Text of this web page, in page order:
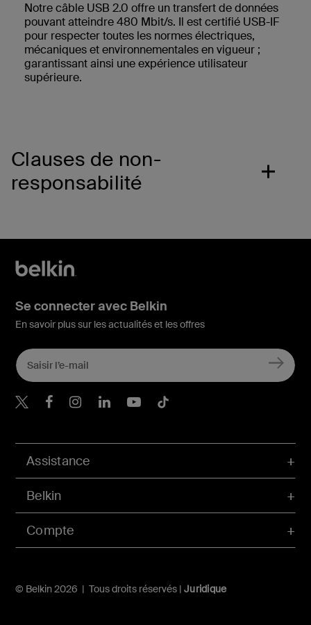
Notre câble USB 2.0 offre un transfert de données
pouvant atteindre 480 Mbit/s. Il est certifié USB-IF
pour respecter toutes les normes électriques,
mécaniques et environnementales en vigueur ;
garantissant ainsi une expérience utilisateur
supérieure.
Clauses de non-
responsabilité
Compte
Assistance
Belkin
© Belkin 2026 | Tous droits réservés | Juridique
Se connecter avec Belkin
En savoir plus sur les actualités et les offres
Belkin Twitter
Belkin Facebook
Belkin Instagram
Belkin LinkedIn
Belkin Youtube
Belkin TikTok